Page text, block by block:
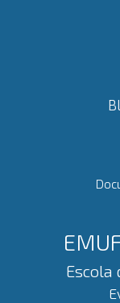
Escola